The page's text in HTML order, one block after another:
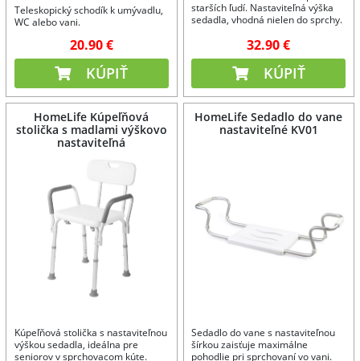
Teleskopický schodík k umývadlu,
WC alebo vani.
20.90 €
KÚPIŤ
starších ľudí. Nastaviteľná výška
sedadla, vhodná nielen do sprchy.
32.90 €
KÚPIŤ
HomeLife Kúpeľňová
stolička s madlami výškovo
nastaviteľná
Kúpeľňová stolička s nastaviteľnou
výškou sedadla, ideálna pre
seniorov v sprchovacom kúte.
HomeLife Sedadlo do vane
nastaviteľné KV01
Sedadlo do vane s nastaviteľnou
šírkou zaisťuje maximálne
pohodlie pri sprchovaní vo vani.